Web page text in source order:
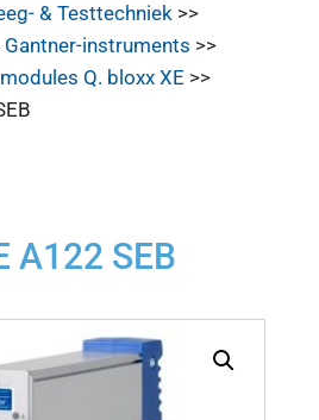
& Testtechniek>>
Gantner-instruments >>
Q. bloxx XE >>
A122 SEB